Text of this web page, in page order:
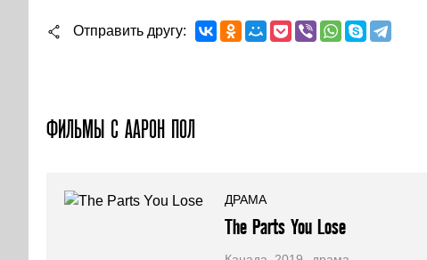
Отправить другу
ФИЛЬМЫ С ААРОН ПОЛ
ДРАМА
The Parts You Lose